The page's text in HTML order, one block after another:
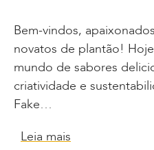
Bem-vindos,
novatos de plantão!
mundo de sabores
criatividade e
Fake…
Leia mais